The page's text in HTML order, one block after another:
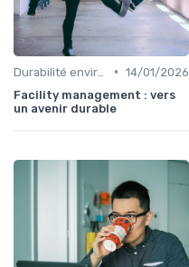
• 14/01/2026
Facility management : vers
un avenir durable